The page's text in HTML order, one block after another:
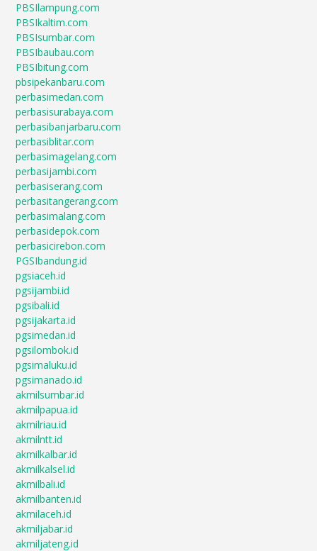
PBSIlampung.com
PBSIkaltim.com
PBSIsumbar.com
PBSIbaubau.com
PBSIbitung.com
pbsipekanbaru.com
perbasimedan.com
perbasisurabaya.com
perbasibanjarbaru.com
perbasiblitar.com
perbasimagelang.com
perbasijambi.com
perbasiserang.com
perbasitangerang.com
perbasimalang.com
perbasidepok.com
perbasicirebon.com
PGSIbandung.id
pgsiaceh.id
pgsijambi.id
pgsibali.id
pgsijakarta.id
pgsimedan.id
pgsilombok.id
pgsimaluku.id
pgsimanado.id
akmilsumbar.id
akmilpapua.id
akmilriau.id
akmilntt.id
akmilkalbar.id
akmilkalsel.id
akmilbali.id
akmilbanten.id
akmilaceh.id
akmiljabar.id
akmiljateng.id